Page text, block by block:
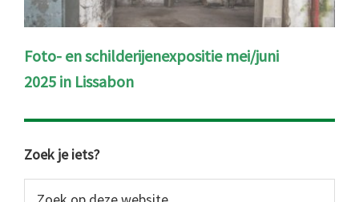
Foto- en schilderijenexpositie mei/juni
2025 in Lissabon
Primaire
Sidebar
Zoek je iets?